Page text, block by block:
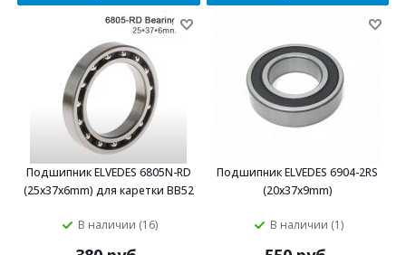
Подшипник ELVEDES 6805N-RD
(25x37x6mm) для каретки BB52
В наличии (16)
Подшипник ELVEDES 6904-2RS
(20x37x9mm)
В наличии (1)